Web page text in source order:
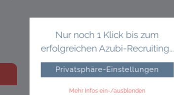
Nur noch 1 Klick bis zum
erfolgreichen Azubi-Recruiting...
Privatsphäre-Einstellungen
Mehr Infos ein-/ausblenden